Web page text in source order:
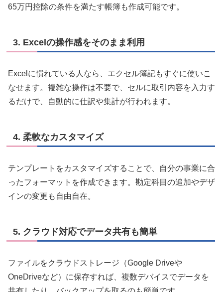
65万円控除の条件を満たす帳簿も作成可能です。
3. Excelの操作感をそのまま利用
Excelに慣れている人なら、エクセル簿記もすぐに使いこ
なせます。複雑な操作は不要で、セルに取引内容を入力す
るだけで、自動的に仕訳や集計が行われます。
4. 柔軟なカスタマイズ
テンプレートをカスタマイズすることで、自分の事業に合
ったフォーマットを作成できます。勘定科目の追加やデザ
インの変更も自由自在。
5. クラウド対応でデータ共有も簡単
ファイルをクラウドストレージ（Google Driveや
OneDriveなど）に保存すれば、複数デバイスでデータを